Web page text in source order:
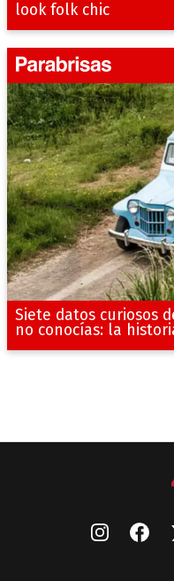
look folk chic
Siete datos curiosos
no conocías: la